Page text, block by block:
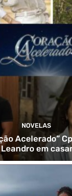
NOVELAS
Acelerado”
Leandro em